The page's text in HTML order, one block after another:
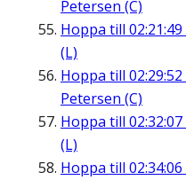
Petersen (C)
Hoppa till 02:21:49
(L)
Hoppa till 02:29:52
Petersen (C)
Hoppa till 02:32:07
(L)
Hoppa till 02:34:06